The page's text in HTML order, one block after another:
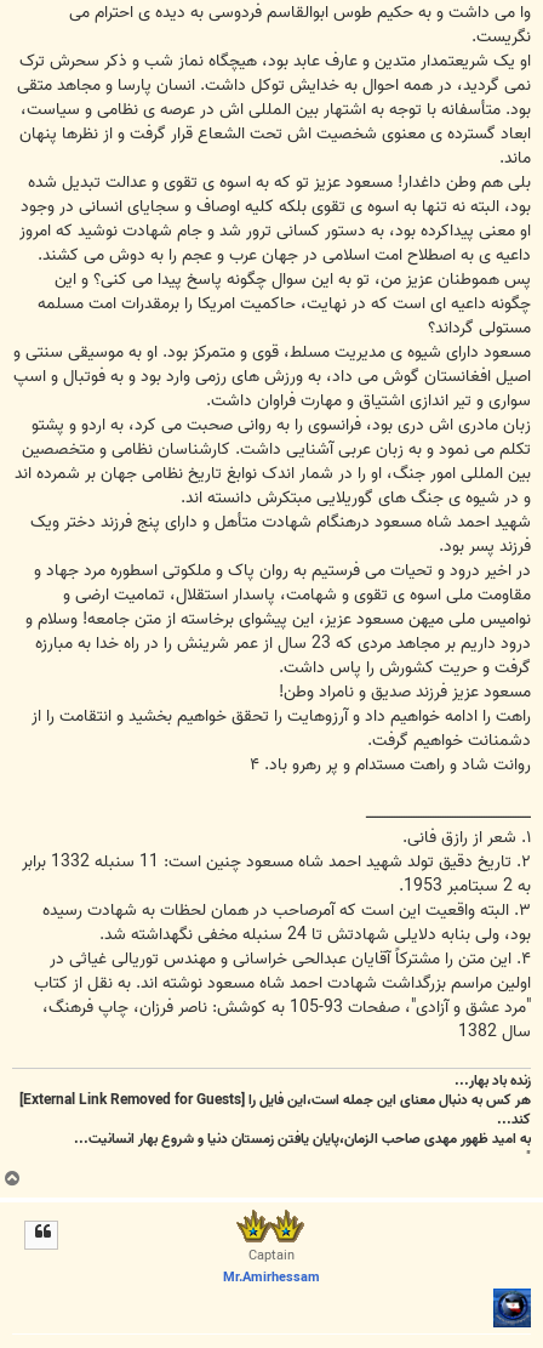
وا می داشت و به حکیم طوس ابوالقاسم فردوسی به دیده ی احترام می
نگریست.
او یک شریعتمدار متدین و عارف عابد بود، هیچگاه نماز شب و ذکر سحرش ترک
نمی گردید، در همه احوال به خدایش توکل داشت. انسان پارسا و مجاهد متقی
بود. متأسفانه با توجه به اشتهار بین المللی اش در عرصه ی نظامی و سیاست،
ابعاد گسترده ی معنوی شخصیت اش تحت الشعاع قرار گرفت و از نظرها پنهان
ماند.
بلی هم وطن داغدار! مسعود عزیز تو که به اسوه ی تقوی و عدالت تبدیل شده
بود، البته نه تنها به اسوه ی تقوی بلکه کلیه اوصاف و سجایای انسانی در وجود
او معنی پیداکرده بود، به دستور کسانی ترور شد و جام شهادت نوشید که امروز
داعیه ی به اصطلاح امت اسلامی در جهان عرب و عجم را به دوش می کشند.
پس هموطنان عزیز من، تو به این سوال چگونه پاسخ پیدا می کنی؟ و این
چگونه داعیه ای است که در نهایت، حاکمیت امریکا را برمقدرات امت مسلمه
مستولی گرداند؟
مسعود دارای شیوه ی مدیریت مسلط، قوی و متمرکز بود. او به موسیقی سنتی و
اصیل افغانستان گوش می داد، به ورزش های رزمی وارد بود و به فوتبال و اسپ
سواری و تیر اندازی اشتیاق و مهارت فراوان داشت.
زبان مادری اش دری بود، فرانسوی را به روانی صحبت می کرد، به اردو و پشتو
تکلم می نمود و به زبان عربی آشنایی داشت. کارشناسان نظامی و متخصصین
بین المللی امور جنگ، او را در شمار اندک نوابغ تاریخ نظامی جهان بر شمرده اند
و در شیوه ی جنگ های گوریلایی مبتکرش دانسته اند.
شهید احمد شاه مسعود درهنگام شهادت متأهل و دارای پنج فرزند دختر ویک
فرزند پسر بود.
در اخیر درود و تحیات می فرستیم به روان پاک و ملکوتی اسطوره مرد جهاد و
مقاومت ملی اسوه ی تقوی و شهامت، پاسدار استقلال، تمامیت ارضی و
نوامیس ملی میهن مسعود عزیز، این پیشوای برخاسته از متن جامعه! وسلام و
درود داریم بر مجاهد مردی که 23 سال از عمر شرینش را در راه خدا به مبارزه
گرفت و حریت کشورش را پاس داشت.
مسعود عزیز فرزند صدیق و نامراد وطن!
راهت را ادامه خواهیم داد و آرزوهایت را تحقق خواهیم بخشید و انتقامت را از
دشمنانت خواهیم گرفت.
روانت شاد و راهت مستدام و پر رهرو باد. ۴
ــــــــــــــــــــــــــــــــــــــــــــــــــــــــــــــــــــ
۱. شعر از رازق فانی.
۲. تاریخ دقیق تولد شهید احمد شاه مسعود چنین است: 11 سنبله 1332 برابر
به 2 سبتامبر 1953.
۳. البته واقعیت این است که آمرصاحب در همان لحظات به شهادت رسیده
بود، ولی بنابه دلایلی شهادتش تا 24 سنبله مخفی نگهداشته شد.
۴. این متن را مشترکاً آقایان عبدالحی خراسانی و مهندس توریالی غیاثی در
اولین مراسم بزرگداشت شهادت احمد شاه مسعود نوشته اند. به نقل از کتاب
"مرد عشق و آزادی"، صفحات 93-105 به کوشش: ناصر فرزان، چاپ فرهنگ،
سال 1382
زنده باد بهار...
هر کس به دنبال معنای این جمله است،این فایل را [External Link Removed for Guests]
کند...
به امید ظهور مهدی صاحب الزمان،پایان یافتن زمستان دنیا و شروع بهار انسانیت...
"
Captain
Mr.Amirhessam